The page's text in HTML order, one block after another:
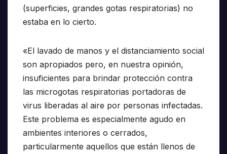
(superficies, grandes gotas respiratorias) no
estaba en lo cierto.
«El lavado de manos y el distanciamiento social
son apropiados pero, en nuestra opinión,
insuficientes para brindar protección contra
las microgotas respiratorias portadoras de
virus liberadas al aire por personas infectadas.
Este problema es especialmente agudo en
ambientes interiores o cerrados,
particularmente aquellos que están llenos de